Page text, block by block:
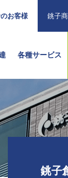
お客様 銚子
各種サービス
銚子